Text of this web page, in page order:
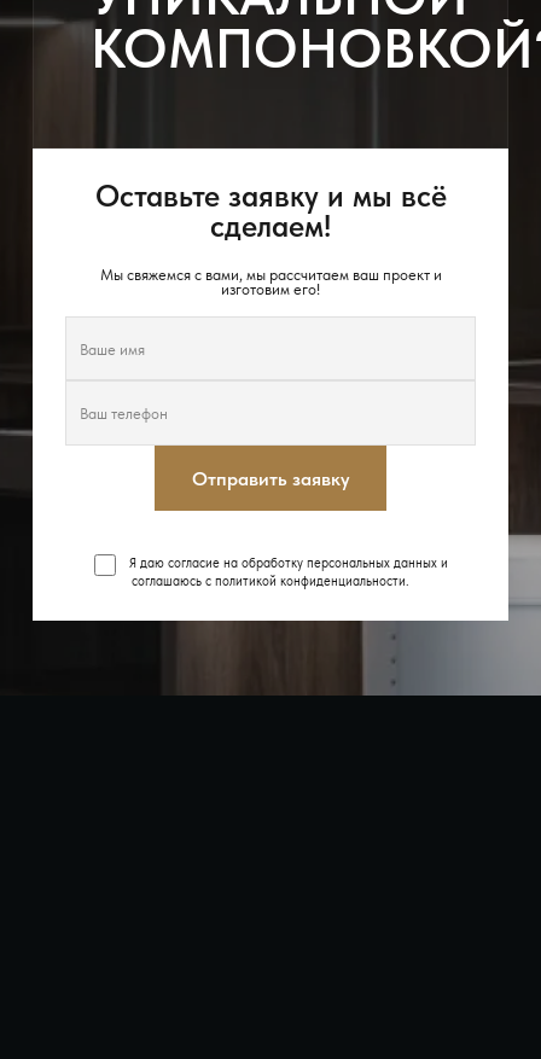
Оставьте заявку и мы всё
сделаем!
Мы свяжемся с вами, мы рассчитаем ваш проект и
изготовим его!
Отправить заявку
Я даю согласие на обработку персональных данных и
соглашаюсь с политикой конфиденциальности.